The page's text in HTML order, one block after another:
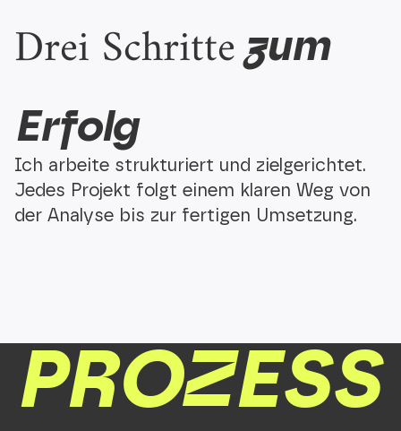
Drei Schritte zum
Erfolg
Ich arbeite strukturiert und zielgerichtet.
Jedes Projekt folgt einem klaren Weg von
der Analyse bis zur fertigen Umsetzung.
PROZESS